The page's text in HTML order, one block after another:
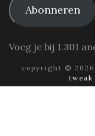
Abonneren
Voeg je bij 1.301
copyright © 2026
tweak